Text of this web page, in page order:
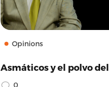
Opinions
Asmáticos y el polvo
0